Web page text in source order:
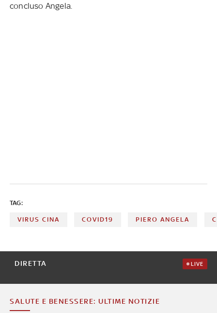
concluso Angela.
TAG:
VIRUS CINA COVID19 PIERO ANGELA
DIRETTA LIVE
SALUTE E BENESSERE: ULTIME NOTIZIE